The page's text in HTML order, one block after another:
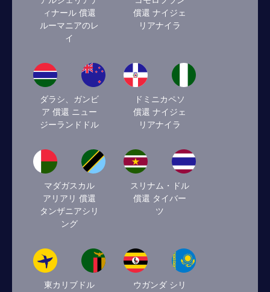
ィナール 償還
ルーマニアのレ
イ
償還 ナイジェ
リアナイラ
ダラシ、ガンビ
ア 償還 ニュー
ジーランドドル
ドミニカペソ
償還 ナイジェ
リアナイラ
マダガスカル
アリアリ 償還
タンザニアシリ
ング
スリナム・ドル
償還 タイバー
ツ
東カリブドル
ウガンダ シリ